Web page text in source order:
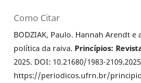
Como Citar
BODZIAK, Paulo. Hannah Arendt
política da raiva. Princípios:
2025. DOI: 10.21680/1983-
https://periodicos.ufrn.br/